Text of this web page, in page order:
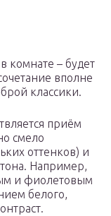
комнате – будет
вполне
классики.
приём
смело
оттенков) и
Например,
и фиолетовым
белого,